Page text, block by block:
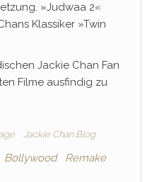
»Judwaa 2«
Klassiker »Twin
Jackie Chan Fan
Filme ausfindig zu
Jackie Chan Blog
Bollywood
Remake